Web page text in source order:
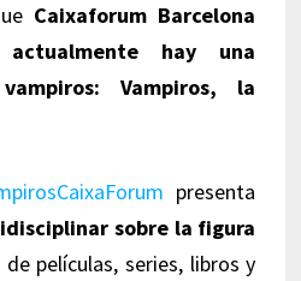
Caixaforum Barcelona
hay una
Vampiros, la
presenta
sobre la figura
películas, series, libros y